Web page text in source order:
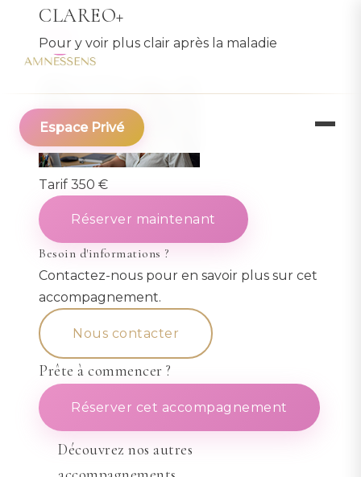
contenu
Espace Privé
Tarif 350 €
Réserver maintenant
Besoin d'informations ?
Contactez-nous pour en savoir plus sur cet
accompagnement.
Nous contacter
CLAREO+
Pour y voir plus clair après la maladie
Prête à commencer ?
Réserver cet accompagnement
Découvrez nos autres